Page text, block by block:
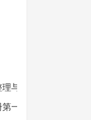
与复习（一）练习题
一次月考试卷